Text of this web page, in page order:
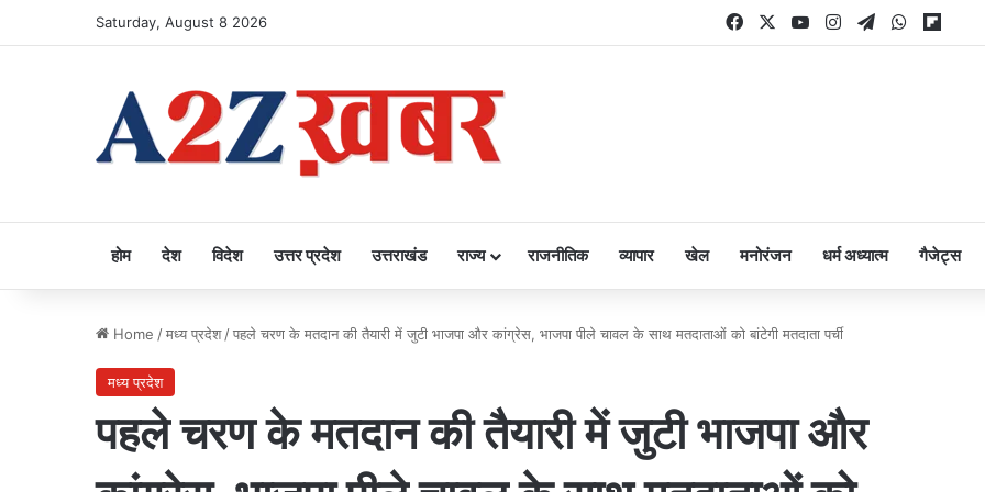
Saturday, August 8 2026 FacebookYouTubeInstagram
TelegramWhatsApp
होम देश विदेश उत्तर प्रदेश उत्तराखंड राज्य राजनीतिक व्यापार खेल मनोरंजन धर्म अध्यात्म गैजेट्स
Home /मध्य प्रदेश /पहले चरण के मतदान की तैयारी में जुटी भाजपा और कांग्रेस, भाजपा पीले चावल के साथ मतदाताओं को बांटेगी मतदाता पर्ची
मध्य प्रदेश
पहले चरण के मतदान की तैयारी में जुटी भाजपा और